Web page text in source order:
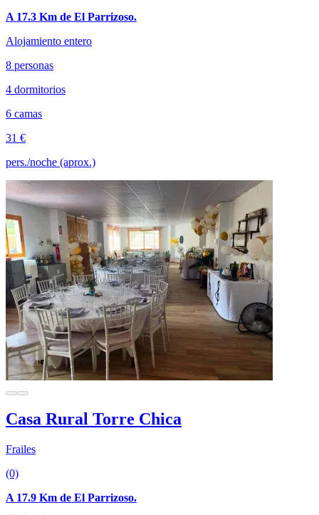
A 17.3 Km de El Parrizoso.
Alojamiento entero
8 personas
4 dormitorios
6 camas
31 €
pers./noche (aprox.)
Casa Rural Torre Chica
Frailes
(0)
A 17.9 Km de El Parrizoso.